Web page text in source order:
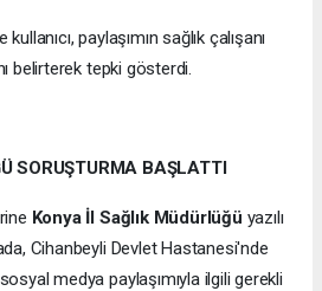
paylaşımın sağlık çalışanı
belirterek tepki gösterdi.
SORUŞTURMA BAŞLATTI
Konya İl Sağlık Müdürlüğü yazılı
Cihanbeyli Devlet Hastanesi'nde
medya paylaşımıyla ilgili gerekli